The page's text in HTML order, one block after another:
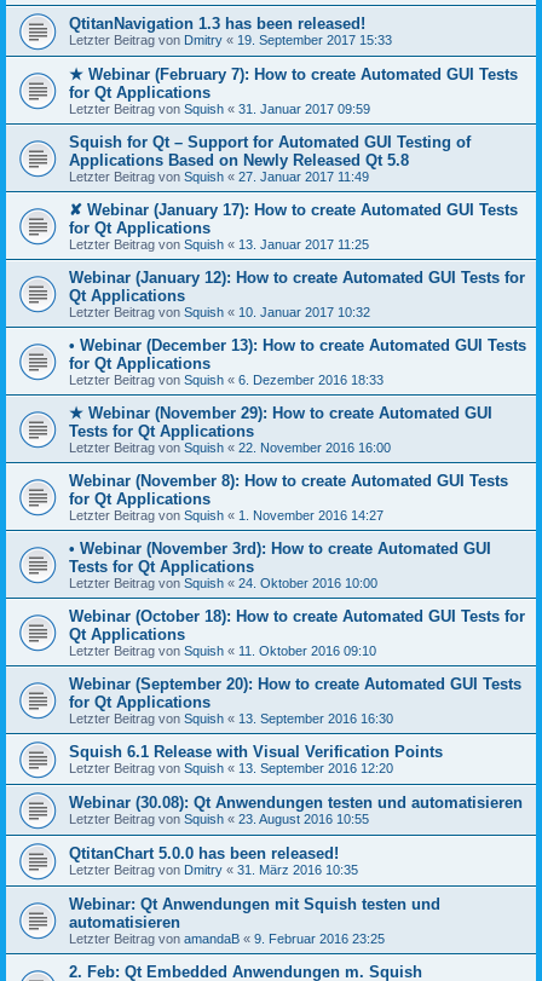
QtitanNavigation 1.3 has been released!
Letzter Beitrag von Dmitry « 19. September 2017 15:33
★ Webinar (February 7): How to create Automated GUI Tests
for Qt Applications
Letzter Beitrag von Squish « 31. Januar 2017 09:59
Squish for Qt – Support for Automated GUI Testing of
Applications Based on Newly Released Qt 5.8
Letzter Beitrag von Squish « 27. Januar 2017 11:49
✘ Webinar (January 17): How to create Automated GUI Tests
for Qt Applications
Letzter Beitrag von Squish « 13. Januar 2017 11:25
Webinar (January 12): How to create Automated GUI Tests for
Qt Applications
Letzter Beitrag von Squish « 10. Januar 2017 10:32
• Webinar (December 13): How to create Automated GUI Tests
for Qt Applications
Letzter Beitrag von Squish « 6. Dezember 2016 18:33
★ Webinar (November 29): How to create Automated GUI
Tests for Qt Applications
Letzter Beitrag von Squish « 22. November 2016 16:00
Webinar (November 8): How to create Automated GUI Tests
for Qt Applications
Letzter Beitrag von Squish « 1. November 2016 14:27
• Webinar (November 3rd): How to create Automated GUI
Tests for Qt Applications
Letzter Beitrag von Squish « 24. Oktober 2016 10:00
Webinar (October 18): How to create Automated GUI Tests for
Qt Applications
Letzter Beitrag von Squish « 11. Oktober 2016 09:10
Webinar (September 20): How to create Automated GUI Tests
for Qt Applications
Letzter Beitrag von Squish « 13. September 2016 16:30
Squish 6.1 Release with Visual Verification Points
Letzter Beitrag von Squish « 13. September 2016 12:20
Webinar (30.08): Qt Anwendungen testen und automatisieren
Letzter Beitrag von Squish « 23. August 2016 10:55
QtitanChart 5.0.0 has been released!
Letzter Beitrag von Dmitry « 31. März 2016 10:35
Webinar: Qt Anwendungen mit Squish testen und
automatisieren
Letzter Beitrag von amandaB « 9. Februar 2016 23:25
2. Feb: Qt Embedded Anwendungen m. Squish